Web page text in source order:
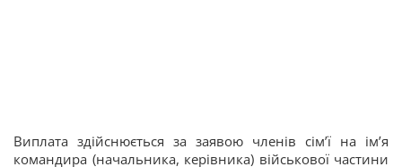
Виплата здійснюється за заявою членів сім’ї на ім’я
командира (начальника, керівника) військової частини